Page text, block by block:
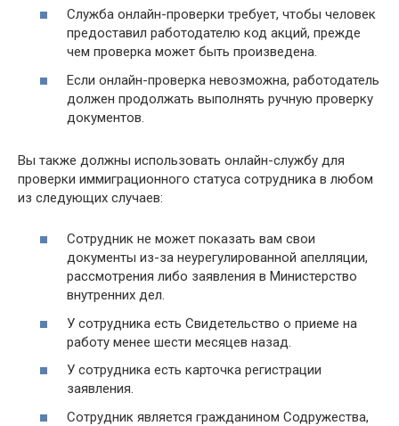
Служба онлайн-проверки требует, чтобы человек
предоставил работодателю код акций, прежде
чем проверка может быть произведена.
Если онлайн-проверка невозможна, работодатель
должен продолжать выполнять ручную проверку
документов.
Вы также должны использовать онлайн-службу для
проверки иммиграционного статуса сотрудника в любом
из следующих случаев:
Сотрудник не может показать вам свои
документы из-за неурегулированной апелляции,
рассмотрения либо заявления в Министерство
внутренних дел.
У сотрудника есть Свидетельство о приеме на
работу менее шести месяцев назад.
У сотрудника есть карточка регистрации
заявления.
Сотрудник является гражданином Содружества,